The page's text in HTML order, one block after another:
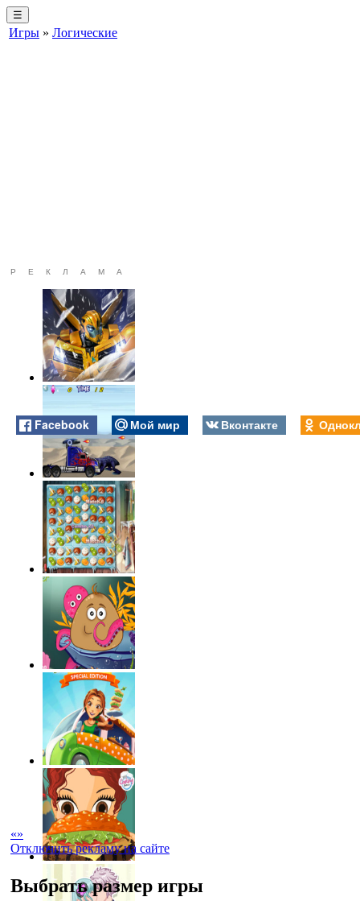
☰
Игры » Логические
РЕКЛАМА
Facebook Мой мир Вконтакте
«»
Отключить рекламу на сайте
Выбрать размер игры